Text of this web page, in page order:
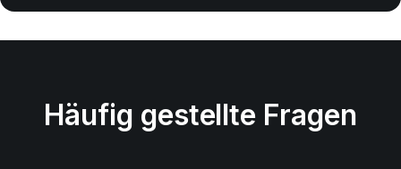
Häufig gestellte Fragen